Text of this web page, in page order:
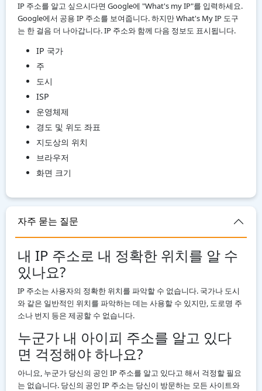
IP 주소를 알고 싶으시다면 Google에 "What's my IP"를 입력하세요.
Google에서 공용 IP 주소를 보여줍니다. 하지만 What's My IP 도구
는 한 걸음 더 나아갑니다. IP 주소와 함께 다음 정보도 표시됩니다.
IP 국가
주
도시
ISP
운영체제
경도 및 위도 좌표
지도상의 위치
브라우저
화면 크기
자주 묻는 질문
내 IP 주소로 내 정확한 위치를 알 수
있나요?
IP 주소는 사용자의 정확한 위치를 파악할 수 없습니다. 국가나 도시
와 같은 일반적인 위치를 파악하는 데는 사용할 수 있지만, 도로명 주
소나 번지 등은 제공할 수 없습니다.
누군가 내 아이피 주소를 알고 있다
면 걱정해야 하나요?
아니요, 누군가 당신의 공인 IP 주소를 알고 있다고 해서 걱정할 필요
는 없습니다. 당신의 공인 IP 주소는 당신이 방문하는 모든 사이트와